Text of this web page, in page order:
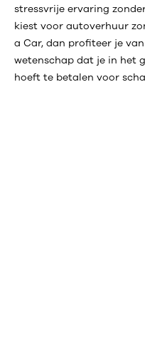
stressvrije ervaring
kiest voor autoverhuur
a Car, dan profiteer je
wetenschap dat je in het
hoeft te betalen voor